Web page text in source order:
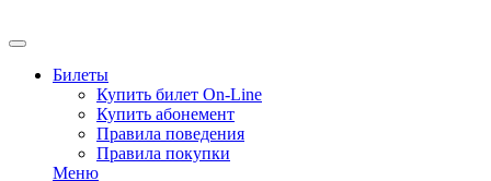
Билеты
Купить билет On-Line
Купить абонемент
Правила поведения
Правила покупки
Меню